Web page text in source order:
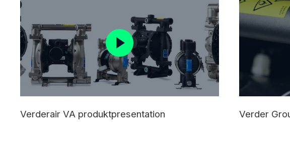
Verderair VA produktpresentation Verder